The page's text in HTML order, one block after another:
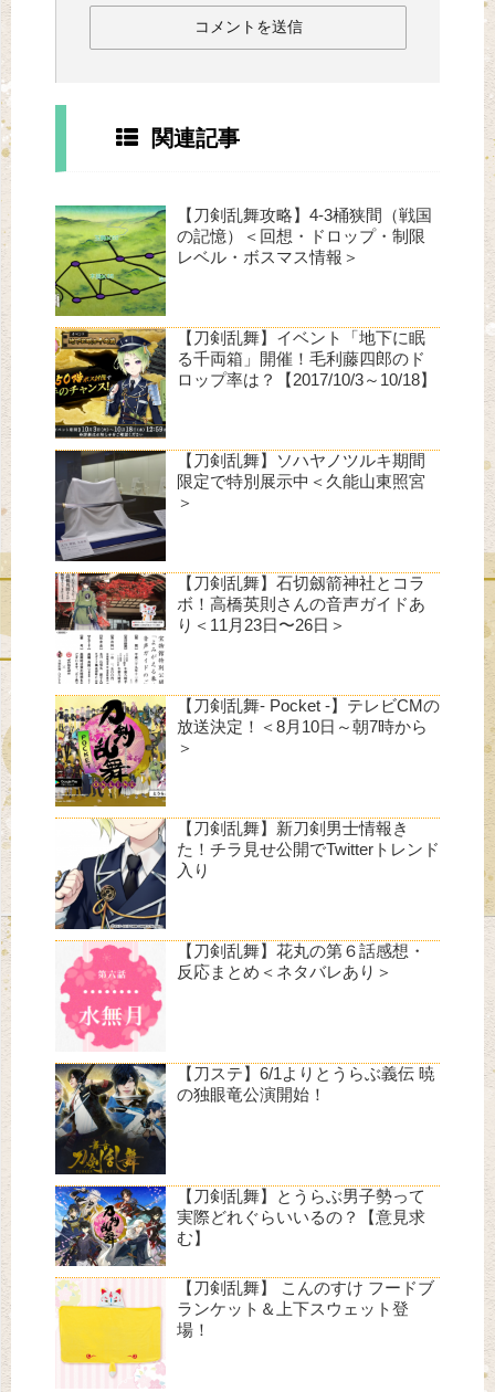
関連記事
【刀剣乱舞攻略】4-3桶狭間（戦国
の記憶）＜回想・ドロップ・制限
レベル・ボスマス情報＞
【刀剣乱舞】イベント「地下に眠
る千両箱」開催！毛利藤四郎のド
ロップ率は？【2017/10/3～10/18】
【刀剣乱舞】ソハヤノツルキ期間
限定で特別展示中＜久能山東照宮
＞
【刀剣乱舞】石切劔箭神社とコラ
ボ！高橋英則さんの音声ガイドあ
り＜11月23日〜26日＞
【刀剣乱舞- Pocket -】テレビCMの
放送決定！＜8月10日～朝7時から
＞
【刀剣乱舞】新刀剣男士情報き
た！チラ見せ公開でTwitterトレンド
入り
【刀剣乱舞】花丸の第６話感想・
反応まとめ＜ネタバレあり＞
【刀ステ】6/1よりとうらぶ義伝 暁
の独眼竜公演開始！
【刀剣乱舞】とうらぶ男子勢って
実際どれぐらいいるの？【意見求
む】
【刀剣乱舞】 こんのすけ フードブ
ランケット＆上下スウェット登
場！